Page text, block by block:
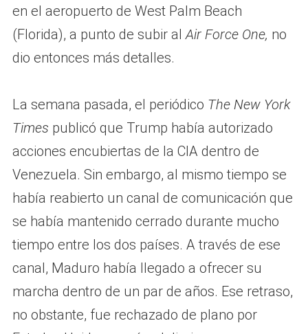
en el aeropuerto de West Palm Beach
(Florida), a punto de subir alAir Force One, no
dio entonces más detalles.
La semana pasada, el periódico The New York
Times publicó que Trump había autorizado
acciones encubiertas de la CIA dentro de
Venezuela. Sin embargo, al mismo tiempo se
había reabierto un canal de comunicación que
se había mantenido cerrado durante mucho
tiempo entre los dos países. A través de ese
canal, Maduro había llegado a ofrecer su
marcha dentro de un par de años. Ese retraso,
no obstante, fue rechazado de plano por